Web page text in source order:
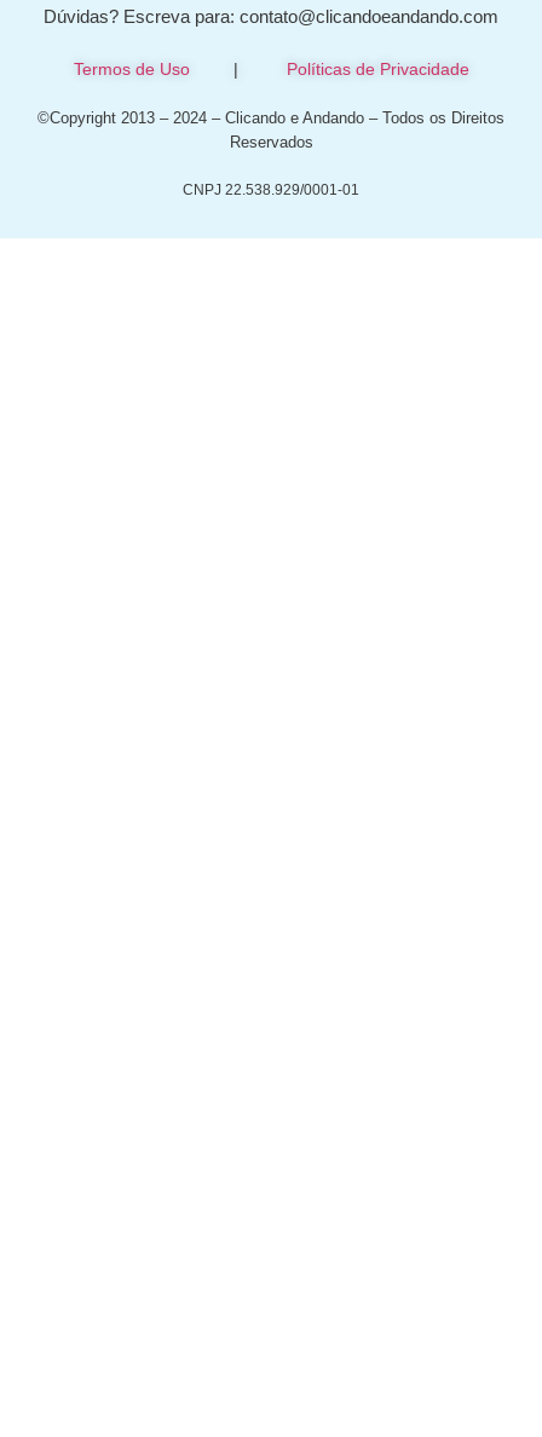
Dúvidas? Escreva para: contato@clicandoeandando.com
Termos de Uso| Políticas de Privacidade
©Copyright 2013 – 2024 – Clicando e Andando – Todos os Direitos
Reservados
CNPJ 22.538.929/0001-01